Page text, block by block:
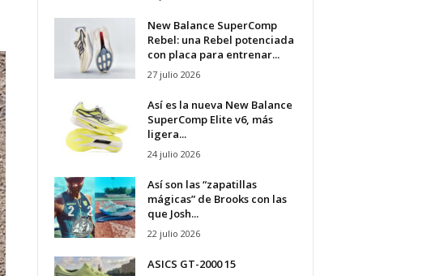
New Balance SuperComp
Rebel: una Rebel potenciada
con placa para entrenar...
27 julio 2026
Así es la nueva New Balance
SuperComp Elite v6, más
ligera...
24 julio 2026
Así son las “zapatillas
mágicas” de Brooks con las
que Josh...
22 julio 2026
ASICS GT-2000 15